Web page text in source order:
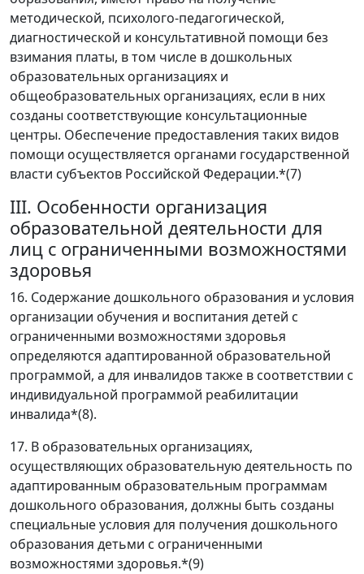
методической, психолого-педагогической,
диагностической и консультативной помощи без
взимания платы, в том числе в дошкольных
образовательных организациях и
общеобразовательных организациях, если в них
созданы соответствующие консультационные
центры. Обеспечение предоставления таких видов
помощи осуществляется органами государственной
власти субъектов Российской Федерации.*(7)
III. Особенности организация
образовательной деятельности для
лиц с ограниченными возможностями
здоровья
16. Содержание дошкольного образования и условия
организации обучения и воспитания детей с
ограниченными возможностями здоровья
определяются адаптированной образовательной
программой, а для инвалидов также в соответствии с
индивидуальной программой реабилитации
инвалида*(8).
17. В образовательных организациях,
осуществляющих образовательную деятельность по
адаптированным образовательным программам
дошкольного образования, должны быть созданы
специальные условия для получения дошкольного
образования детьми с ограниченными
возможностями здоровья.*(9)